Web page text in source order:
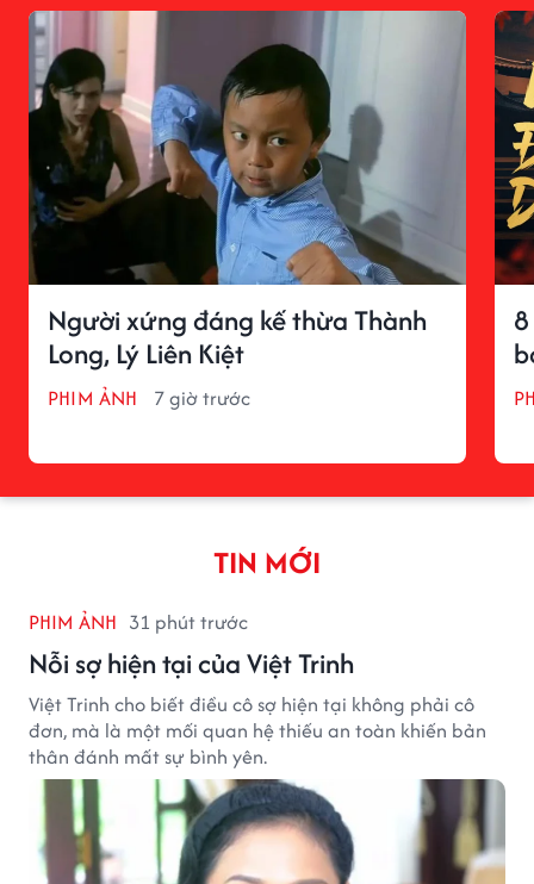
Người xứng đáng kế thừa Thành
Long, Lý Liên Kiệt
PHIM ẢNH 7 giờ trước
TIN MỚI
PHIM ẢNH 31 phút trước
Nỗi sợ hiện tại của Việt Trinh
Việt Trinh cho biết điều cô sợ hiện tại không phải cô
đơn, mà là một mối quan hệ thiếu an toàn khiến bản
thân đánh mất sự bình yên.